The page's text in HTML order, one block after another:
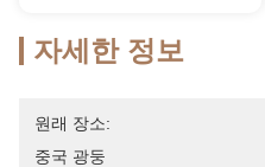
자세한 정보
원래 장소:
중국 광둥